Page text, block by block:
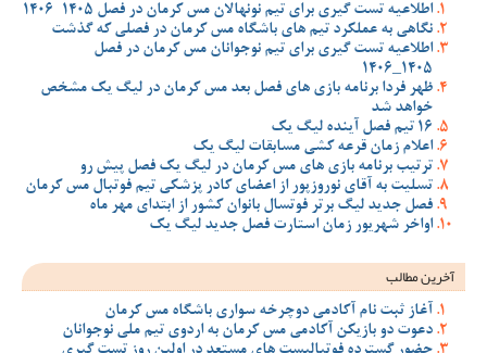
اطلاعیه تست گیری برای تیم نونهالان مس کرمان در فصل 1405-1406
نگاهی به عملکرد تیم های باشگاه مس کرمان در فصلی که گذشت
اطلاعیه تست گیری برای تیم نوجوانان مس کرمان در فصل
1405_1406
ظهر فردا برنامه بازی های فصل بعد مس کرمان در لیگ یک مشخص
خواهد شد
16 تیم فصل آینده لیگ یک
اعلام زمان قرعه کشی مسابقات لیگ یک
ترتیب برنامه بازی های مس کرمان در لیگ یک فصل پیش رو
تسلیت به آقای نوروزپور از اعضای کادر پزشکی تیم فوتبال مس کرمان
فصل جدید لیگ برتر فوتسال بانوان کشور از ابتدای مهر ماه
اواخر شهریور زمان استارت فصل جدید لیگ یک
آخرین مطالب
آغاز ثبت نام آکادمی دوچرخه سواری باشگاه مس کرمان
دعوت دو بازیکن آکادمی مس کرمان به اردوی تیم ملی نوجوانان